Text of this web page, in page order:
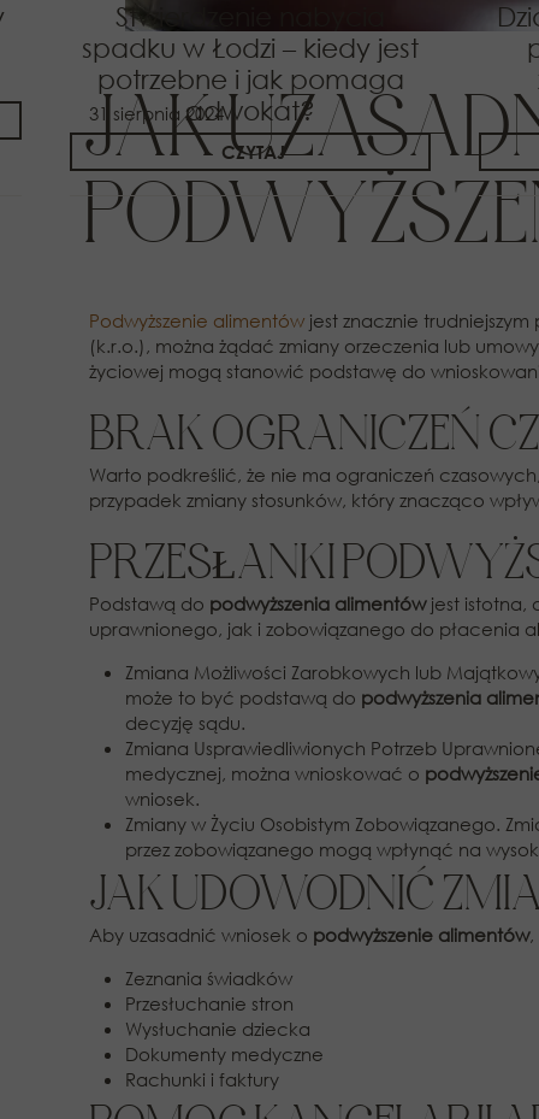
Stwierdzenie nabycia
spadku w Łodzi – kiedy jest
potrzebne i jak pomaga
adwokat?
CZYTAJ
JAK
Podwyższenie alimentów jest znacznie
(k.r.o.), można żądać zmiany orzeczenia lub
życiowej mogą stanowić podstawę do
BRAK OGRANICZEŃ
Warto podkreślić, że nie ma ograniczeń
przypadek zmiany stosunków, który znacząco
PRZESŁANKI
Podstawą do podwyższenia alimentówjest istotna,
uprawnionego, jak i zobowiązanego do płacenia
Zmiana Możliwości Zarobkowych lub
może to być podstawą do podwyższenia
decyzję sądu.
Zmiana Usprawiedliwionych Potrzeb
medycznej, można wnioskować o
wniosek.
Zmiany w Życiu Osobistym Zobowiązanego.
przez zobowiązanego mogą wpłynąć na
JAK UDOWODNIĆ
Aby uzasadnić wniosek o podwyższenie alimentów,
Zeznania świadków
Przesłuchanie stron
Wysłuchanie dziecka
Dokumenty medyczne
Rachunki i faktury
31 sierpnia 2024